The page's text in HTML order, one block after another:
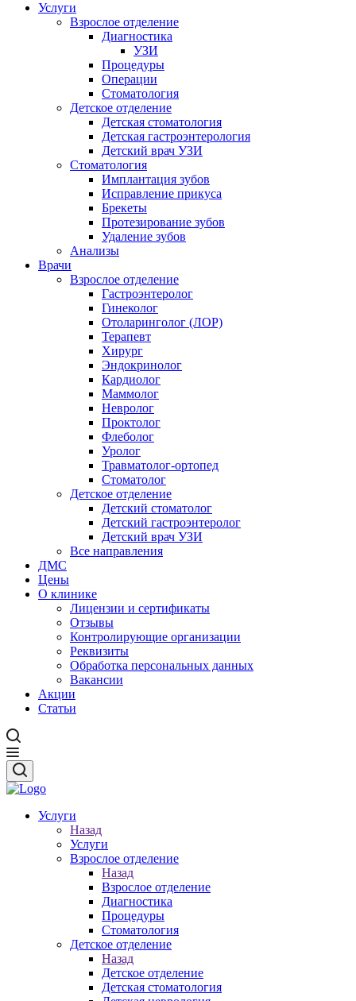
Услуги
Взрослое отделение
Диагностика
УЗИ
Процедуры
Операции
Стоматология
Детское отделение
Детская стоматология
Детская гастроэнтерология
Детский врач УЗИ
Стоматология
Имплантация зубов
Исправление прикуса
Брекеты
Протезирование зубов
Удаление зубов
Анализы
Врачи
Взрослое отделение
Гастроэнтеролог
Гинеколог
Отоларинголог (ЛОР)
Терапевт
Хирург
Эндокринолог
Кардиолог
Маммолог
Невролог
Проктолог
Флеболог
Уролог
Травматолог-ортопед
Стоматолог
Детское отделение
Детский стоматолог
Детский гастроэнтеролог
Детский врач УЗИ
Все направления
ДМС
Цены
О клинике
Лицензии и сертификаты
Отзывы
Контролирующие организации
Реквизиты
Обработка персональных данных
Вакансии
Акции
Статьи
Услуги
Назад
Услуги
Взрослое отделение
Назад
Взрослое отделение
Диагностика
Процедуры
Стоматология
Детское отделение
Назад
Детское отделение
Детская стоматология